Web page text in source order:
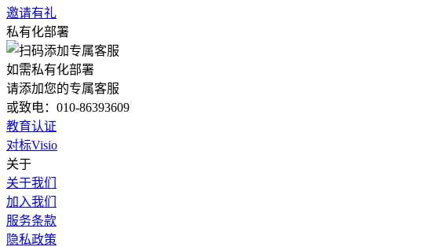
邀请有礼
私有化部署
如需私有化部署
请添加您的专属客服
或致电：010-86393609
教育认证
对标Visio
关于
关于我们
加入我们
服务条款
隐私政策